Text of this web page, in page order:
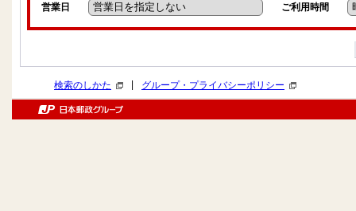
営業日 ご利用時間
検索のしかた グループ・プライバシーポリシー